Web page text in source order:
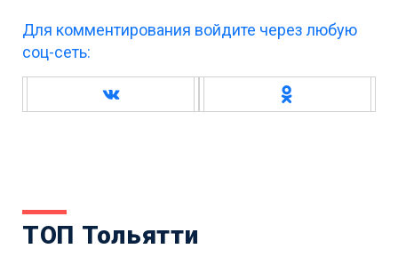
Для комментирования войдите через любую
соц-сеть:
ТОП Тольятти